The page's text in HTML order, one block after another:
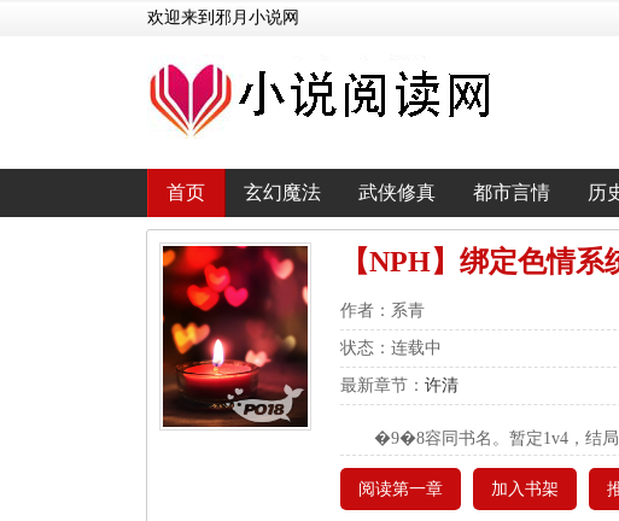
欢迎来到邪月小说网
首页 玄幻魔法 武侠修真 都市言情 历
【NPH】绑定色情系
作者：系青
状态：连载中
最新章节： 许清
�9�8容同书名。暂定1v4，结局
阅读第一章 加入书架